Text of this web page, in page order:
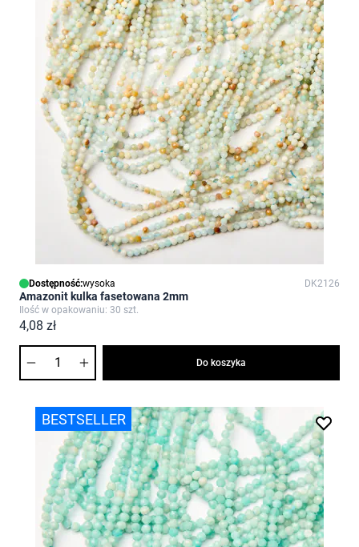
Dostępność:wysoka DK2126
Amazonit kulka fasetowana 2mm
Ilość w opakowaniu: 30 szt.
4,08 zł
Do koszyka
BESTSELLER